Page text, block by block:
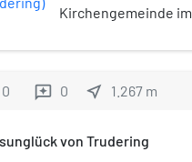
Kirchengemeinde
Xaver.
0 reviews 0 near_me 1.267 m
von Trudering